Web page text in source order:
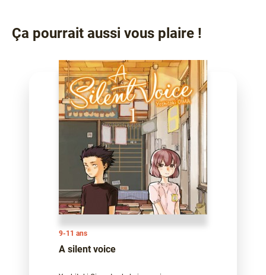
Ça pourrait aussi vous plaire !
9-11 ans
A silent voice